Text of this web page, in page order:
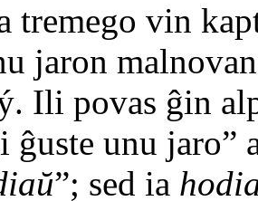
tremego vin
jaron
Ili povas ĝin
ĝuste unu
”; sed ia